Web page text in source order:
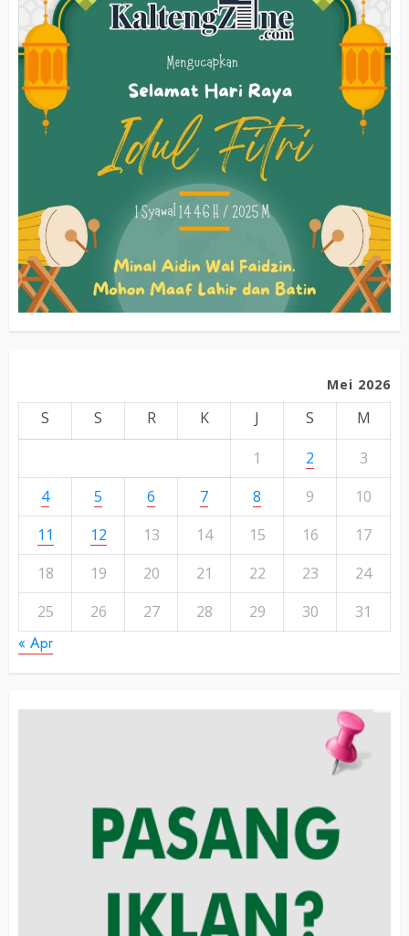
Mei 2026
S S R K J S
M
1
2
3
4
5 6 7 8 9
10
11
12 13 14 15 16
17
18
19 20 21 22 23
24
25
26 27 28 29 30 31
« Apr